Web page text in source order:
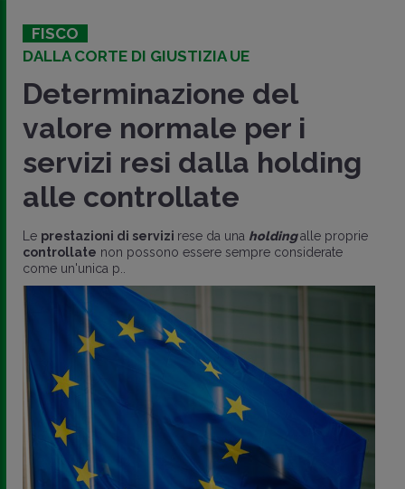
FISCO
DALLA CORTE DI GIUSTIZIA UE
Determinazione del
valore normale per i
servizi resi dalla holding
alle controllate
Le prestazioni di servizi rese da una holdingalle proprie
controllate non possono essere sempre considerate
come un'unica p..